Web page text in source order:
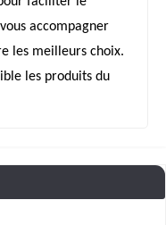
accompagner
les meilleurs choix.
les produits du